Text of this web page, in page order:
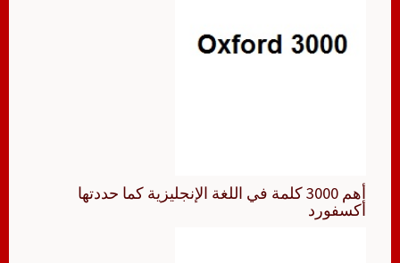
أهم 3000 كلمة في اللغة الإنجليزية كما حددتها
أكسفورد